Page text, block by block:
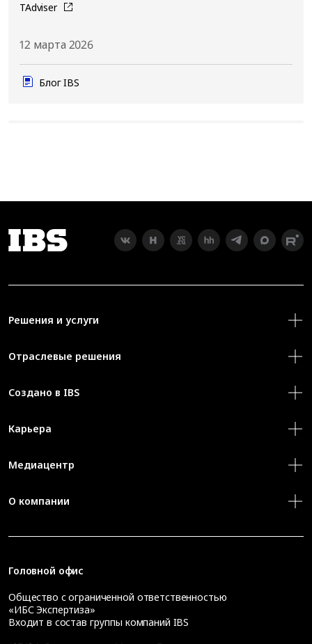
TAdviser
12 марта 2026
Блог IBS
Решения и услуги
Отраслевые решения
Создано в IBS
Карьера
Медиацентр
О компании
Головной офис
Общество с ограниченной ответственностью
«ИБС Экспертиза»
Входит в состав группы компаний IBS